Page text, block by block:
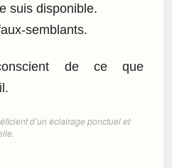
suis disponible.
semblants.
de ce que
d’un éclairage ponctuel et